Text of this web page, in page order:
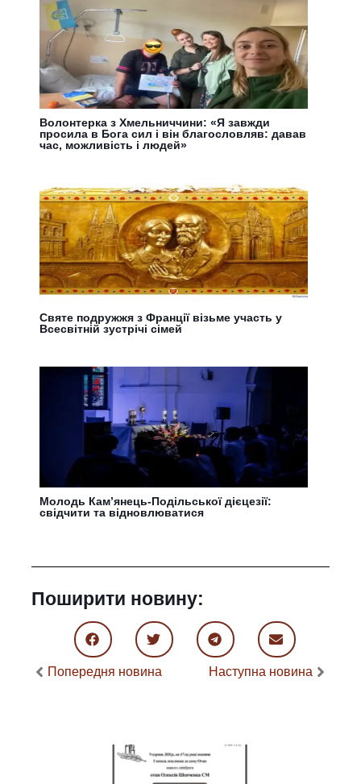
Волонтерка з Хмельниччини: «Я завжди
просила в Бога сил і він благословляв: давав
час, можливість і людей»
Святе подружжя з Франції візьме участь у
Всесвітній зустрічі сімей
Молодь Кам’янець-Подільської дієцезії:
свідчити та відновлюватися
Поширити новину:
Попередня новина Наступна новина